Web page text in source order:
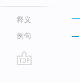
释义
例句